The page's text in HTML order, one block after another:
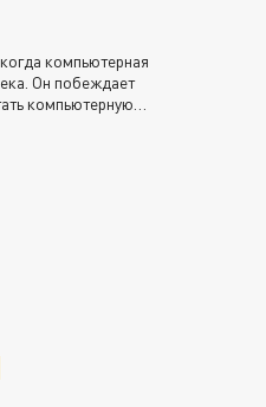
компьютерная
Он побеждает
компьютерную